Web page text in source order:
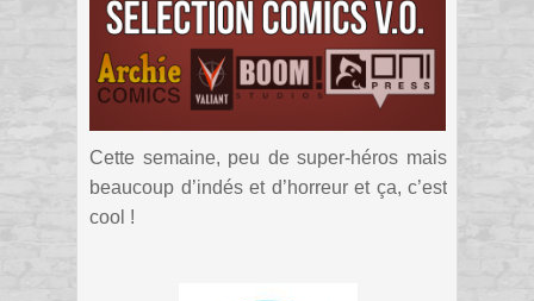
Cette semaine, peu de super-héros mais
beaucoup d’indés et d’horreur et ça, c’est
cool !